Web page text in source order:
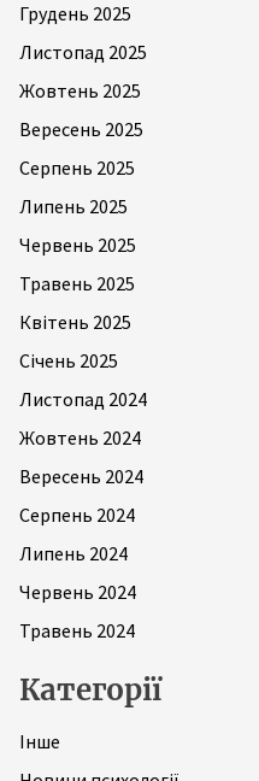
Грудень 2025
Листопад 2025
Жовтень 2025
Вересень 2025
Серпень 2025
Липень 2025
Червень 2025
Травень 2025
Квітень 2025
Січень 2025
Листопад 2024
Жовтень 2024
Вересень 2024
Серпень 2024
Липень 2024
Червень 2024
Травень 2024
Категорії
Інше